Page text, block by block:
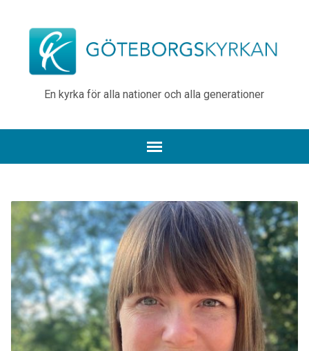
En kyrka för alla nationer och alla generationer